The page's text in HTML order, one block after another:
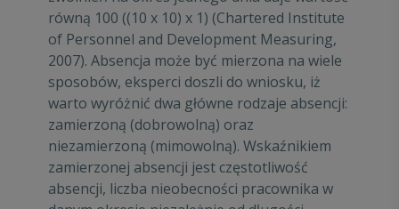
równą 100 ((10 x 10) x 1) (Chartered Institute
of Personnel and Development Measuring,
2007). Absencja może być mierzona na wiele
sposobów, eksperci doszli do wniosku, iż
warto wyróżnić dwa główne rodzaje absencji:
zamierzoną (dobrowolną) oraz
niezamierzoną (mimowolną). Wskaźnikiem
zamierzonej absencji jest częstotliwość
absencji, liczba nieobecności pracownika w